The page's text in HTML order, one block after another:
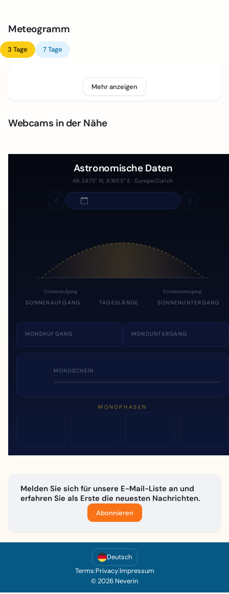
Meteogramm
3 Tage 7 Tage
Mehr anzeigen
Webcams in der Nähe
Astronomische Daten
46.3475° N, 8.1655° E · Europe/Zurich
Sonnenaufgang Sonnenuntergang
SONNENAUFGANG TAGESLÄNGE SONNENUNTERGANG
MONDAUFGANG MONDUNTERGANG
MONDSCHEIN
MONDPHASEN
Melden Sie sich für unsere E-Mail-Liste an und
erfahren Sie als Erste die neuesten Nachrichten.
Abonnieren
Deutsch
Terms|Privacy|Impressum
© 2026 Neverin